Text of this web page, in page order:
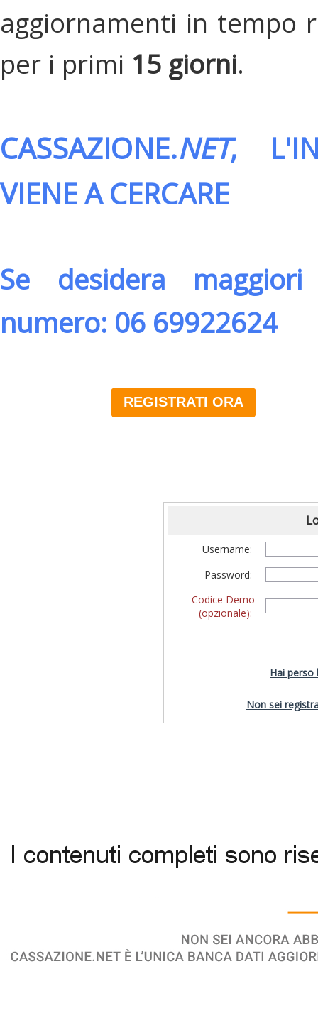
aggiornamenti in tempo
per i primi 15 giorni.
CASSAZIONE.NET,
VIENE A CERCARE
Se desidera
numero: 06 69922624
REGISTRATI ORA
Username:
Password:
Codice Demo
(opzionale):
Hai perso
Non sei